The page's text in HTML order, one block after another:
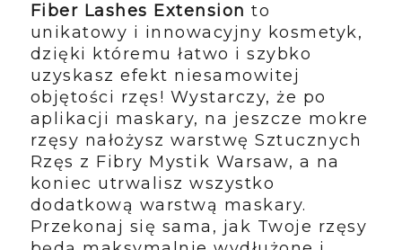
Fiber Lashes Extension to
unikatowy i innowacyjny kosmetyk,
dzięki któremu łatwo i szybko
uzyskasz efekt niesamowitej
objętości rzęs! Wystarczy, że po
aplikacji maskary, na jeszcze mokre
rzęsy nałożysz warstwę Sztucznych
Rzęs z Fibry Mystik Warsaw, a na
koniec utrwalisz wszystko
dodatkową warstwą maskary.
Przekonaj się sama, jak Twoje rzęsy